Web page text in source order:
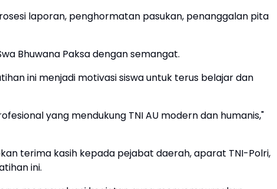
laporan, penghormatan pasukan, penanggalan pita
Bhuwana Paksa dengan semangat.
ini menjadi motivasi siswa untuk terus belajar dan
yang mendukung TNI AU modern dan humanis,"
terima kasih kepada pejabat daerah, aparat TNI-Polri,
ini.